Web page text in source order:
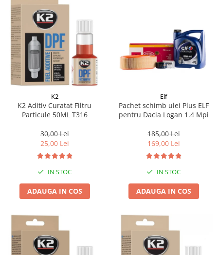
K2
K2 Aditiv Curatat Filtru
Particule 50ML T316
30,00 Lei
25,00 Lei
IN STOC
ADAUGA IN COS
Elf
Pachet schimb ulei Plus ELF
pentru Dacia Logan 1.4 Mpi
185,00 Lei
169,00 Lei
IN STOC
ADAUGA IN COS